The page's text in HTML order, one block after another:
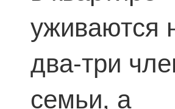
уживаются
два-три
семьи, а